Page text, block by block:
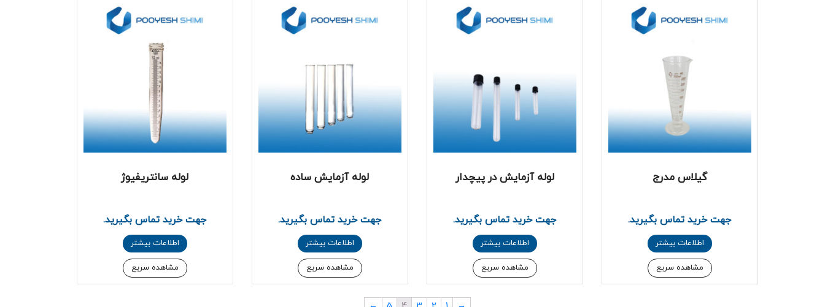
گیلاس مدرج
جهت خرید تماس بگیرید.
اطلاعات بیشتر
مشاهده سریع
لوله آزمایش در پیچدار
جهت خرید تماس بگیرید.
اطلاعات بیشتر
مشاهده سریع
لوله آزمایش ساده
جهت خرید تماس بگیرید.
اطلاعات بیشتر
مشاهده سریع
لوله سانتریفیوژ
جهت خرید تماس بگیرید.
اطلاعات بیشتر
مشاهده سریع